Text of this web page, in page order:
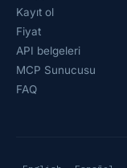
Kayıt ol
Fiyat
API belgeleri
MCP Sunucusu
FAQ